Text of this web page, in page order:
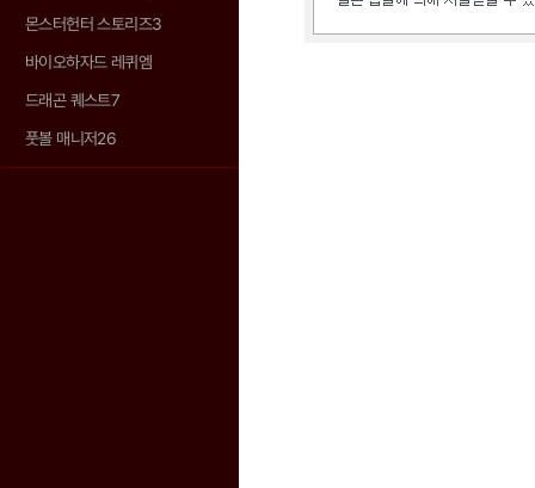
몬스터헌터 스토리즈3
바이오하자드 레퀴엠
드래곤 퀘스트7
풋볼 매니저26